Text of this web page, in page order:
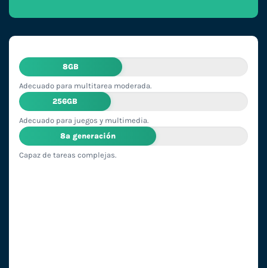
8GB
Adecuado para multitarea moderada.
256GB
Adecuado para juegos y multimedia.
8ª generación
Capaz de tareas complejas.